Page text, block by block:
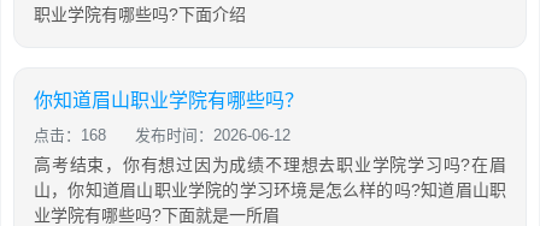
职业学院有哪些吗?下面介绍
你知道眉山职业学院有哪些吗？
点击：168 发布时间：2026-06-12
高考结束，你有想过因为成绩不理想去职业学院学习吗?在眉
山，你知道眉山职业学院的学习环境是怎么样的吗?知道眉山职
业学院有哪些吗?下面就是一所眉